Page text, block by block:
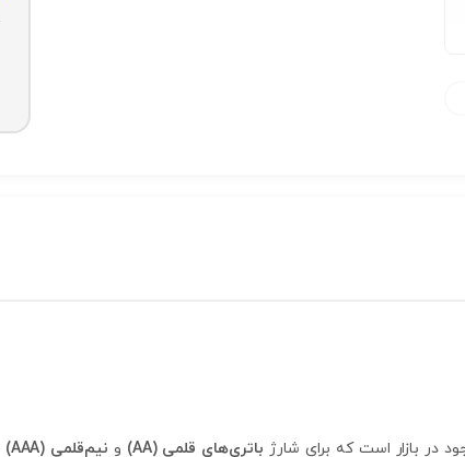
در بازار است که برای شارژ باتری‌های قلمی (AA) و نیم‌قلمی (AAA)